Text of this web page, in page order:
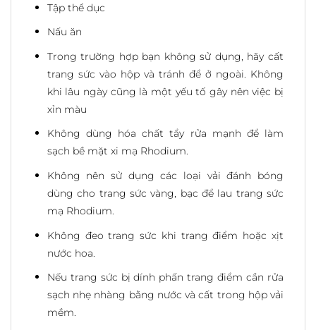
Tập thể dục
Nấu ăn
Trong trường hợp bạn không sử dụng, hãy cất
trang sức vào hộp và tránh để ở ngoài. Không
khi lâu ngày cũng là một yếu tố gây nên việc bị
xỉn màu
Không dùng hóa chất tẩy rửa mạnh để làm
sạch bề mặt xi mạ Rhodium.
Không nên sử dụng các loại vải đánh bóng
dùng cho trang sức vàng, bạc để lau trang sức
mạ Rhodium.
Không đeo trang sức khi trang điểm hoặc xịt
nước hoa.
Nếu trang sức bị dính phấn trang điểm cần rửa
sạch nhẹ nhàng bằng nước và cất trong hộp vải
mềm.